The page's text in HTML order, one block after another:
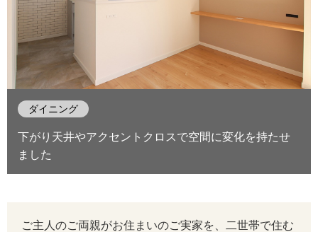
ダイニング
下がり天井やアクセントクロスで空間に変化を持たせ
ました
ご主人のご両親がお住まいのご実家を、二世帯で住む